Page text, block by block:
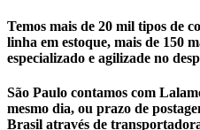
Temos mais de 20 mil tipos de
linha em estoque, mais de 150
especializado e agilizade no
São Paulo contamos com
mesmo dia, ou prazo de
Brasil através de